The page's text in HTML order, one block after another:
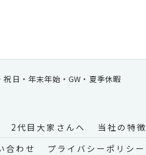
日・年末年始・GW・夏季休暇
2代目大家さんへ 当社の特徴
合わせ プライバシーポリシー